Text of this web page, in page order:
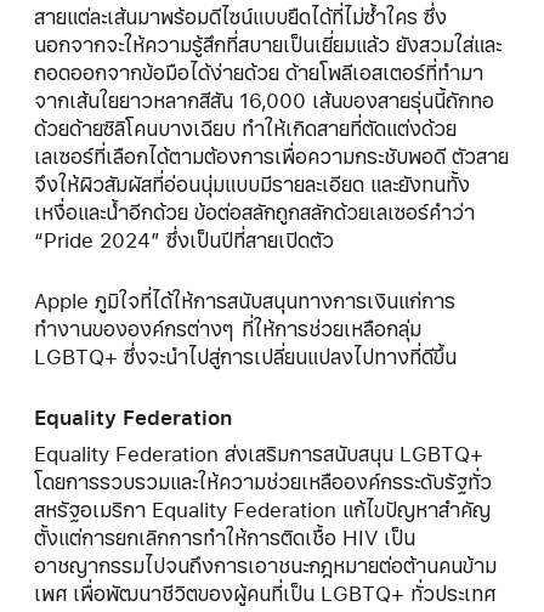
สายแต่ละเส้นมาพร้อมดีไซน์แบบยืดได้ที่ไม่ซ้ำใคร ซึ่ง
นอกจากจะให้ความรู้สึกที่สบายเป็นเยี่ยมแล้ว ยังสวมใส่และ
ถอดออกจากข้อมือได้ง่ายด้วย ด้ายโพลีเอสเตอร์ที่ทำมา
จากเส้นใยยาวหลากสีสัน 16,000 เส้นของสายรุ่นนี้ถักทอ
ด้วยด้ายซิลิโคนบางเฉียบ ทำให้เกิดสายที่ตัดแต่งด้วย
เลเซอร์ที่เลือกได้ตามต้องการเพื่อความกระชับพอดี ตัวสาย
จึงให้ผิวสัมผัสที่อ่อนนุ่มแบบมีรายละเอียด และยังทนทั้ง
เหงื่อและน้ำอีกด้วย ข้อต่อสลักถูกสลักด้วยเลเซอร์คำว่า
“Pride 2024” ซึ่งเป็นปีที่สายเปิดตัว
Apple ภูมิใจที่ได้ให้การสนับสนุนทางการเงินแก่การ
ทำงานขององค์กรต่างๆ ที่ให้การช่วยเหลือกลุ่ม
LGBTQ+ ซึ่งจะนำไปสู่การเปลี่ยนแปลงไปทางที่ดีขึ้น
Equality Federation
Equality Federation ส่งเสริมการสนับสนุน LGBTQ+
โดยการรวบรวมและให้ความช่วยเหลือองค์กรระดับรัฐทั่ว
สหรัฐอเมริกา Equality Federation แก้ไขปัญหาสำคัญ
ตั้งแต่การยกเลิกการทำให้การติดเชื้อ HIV เป็น
อาชญากรรมไปจนถึงการเอาชนะกฎหมายต่อต้านคนข้าม
เพศ เพื่อพัฒนาชีวิตของผู้คนที่เป็น LGBTQ+ ทั่วประเทศ